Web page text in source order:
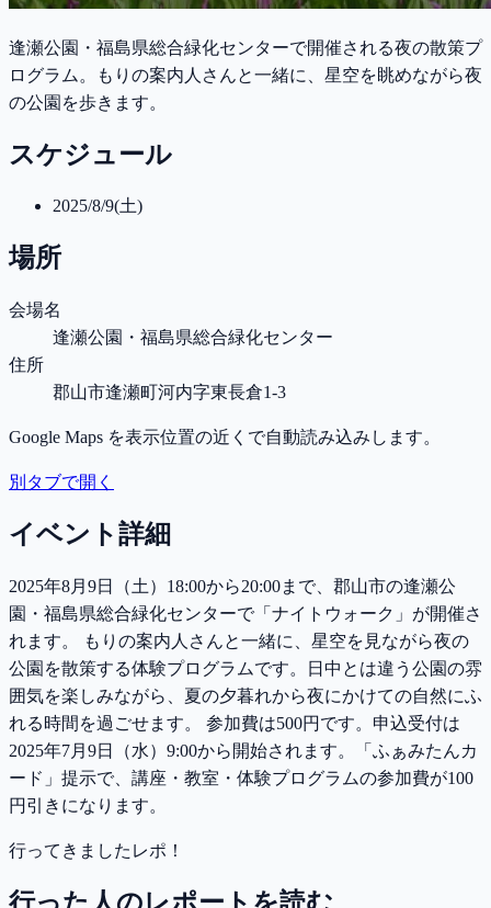
逢瀬公園・福島県総合緑化センターで開催される夜の散策プ
ログラム。もりの案内人さんと一緒に、星空を眺めながら夜
の公園を歩きます。
スケジュール
2025/8/9(土)
場所
会場名
逢瀬公園・福島県総合緑化センター
住所
郡山市逢瀬町河内字東長倉1-3
Google Maps を表示位置の近くで自動読み込みします。
別タブで開く
イベント詳細
2025年8月9日（土）18:00から20:00まで、郡山市の逢瀬公
園・福島県総合緑化センターで「ナイトウォーク」が開催さ
れます。 もりの案内人さんと一緒に、星空を見ながら夜の
公園を散策する体験プログラムです。日中とは違う公園の雰
囲気を楽しみながら、夏の夕暮れから夜にかけての自然にふ
れる時間を過ごせます。 参加費は500円です。申込受付は
2025年7月9日（水）9:00から開始されます。「ふぁみたんカ
ード」提示で、講座・教室・体験プログラムの参加費が100
円引きになります。
行ってきましたレポ！